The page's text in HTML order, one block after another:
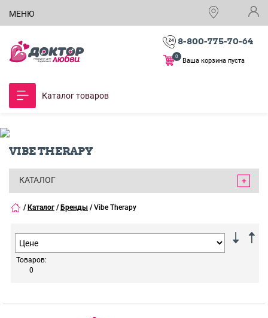
МЕНЮ
8-800-775-70-64
Ваша корзина пуста
0
Каталог товаров
VIBE THERAPY
КАТАЛОГ
/ Каталог / Бренды / Vibe Therapy
Товаров:
0